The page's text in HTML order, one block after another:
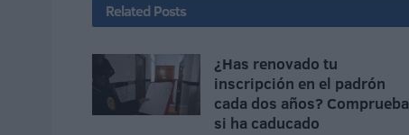
Related Posts
¿Has renovado tu
inscripción en el padrón
cada dos años? Comprueba
si ha caducado